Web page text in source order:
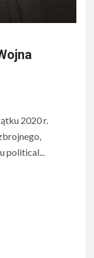
2020 r.
political...